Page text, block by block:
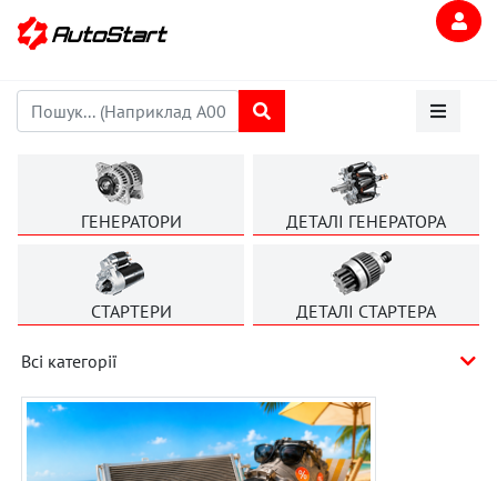
ГЕНЕРАТОРИ ДЕТАЛІ ГЕНЕРАТОРА
СТАРТЕРИ ДЕТАЛІ СТАРТЕРА
Всі категорії